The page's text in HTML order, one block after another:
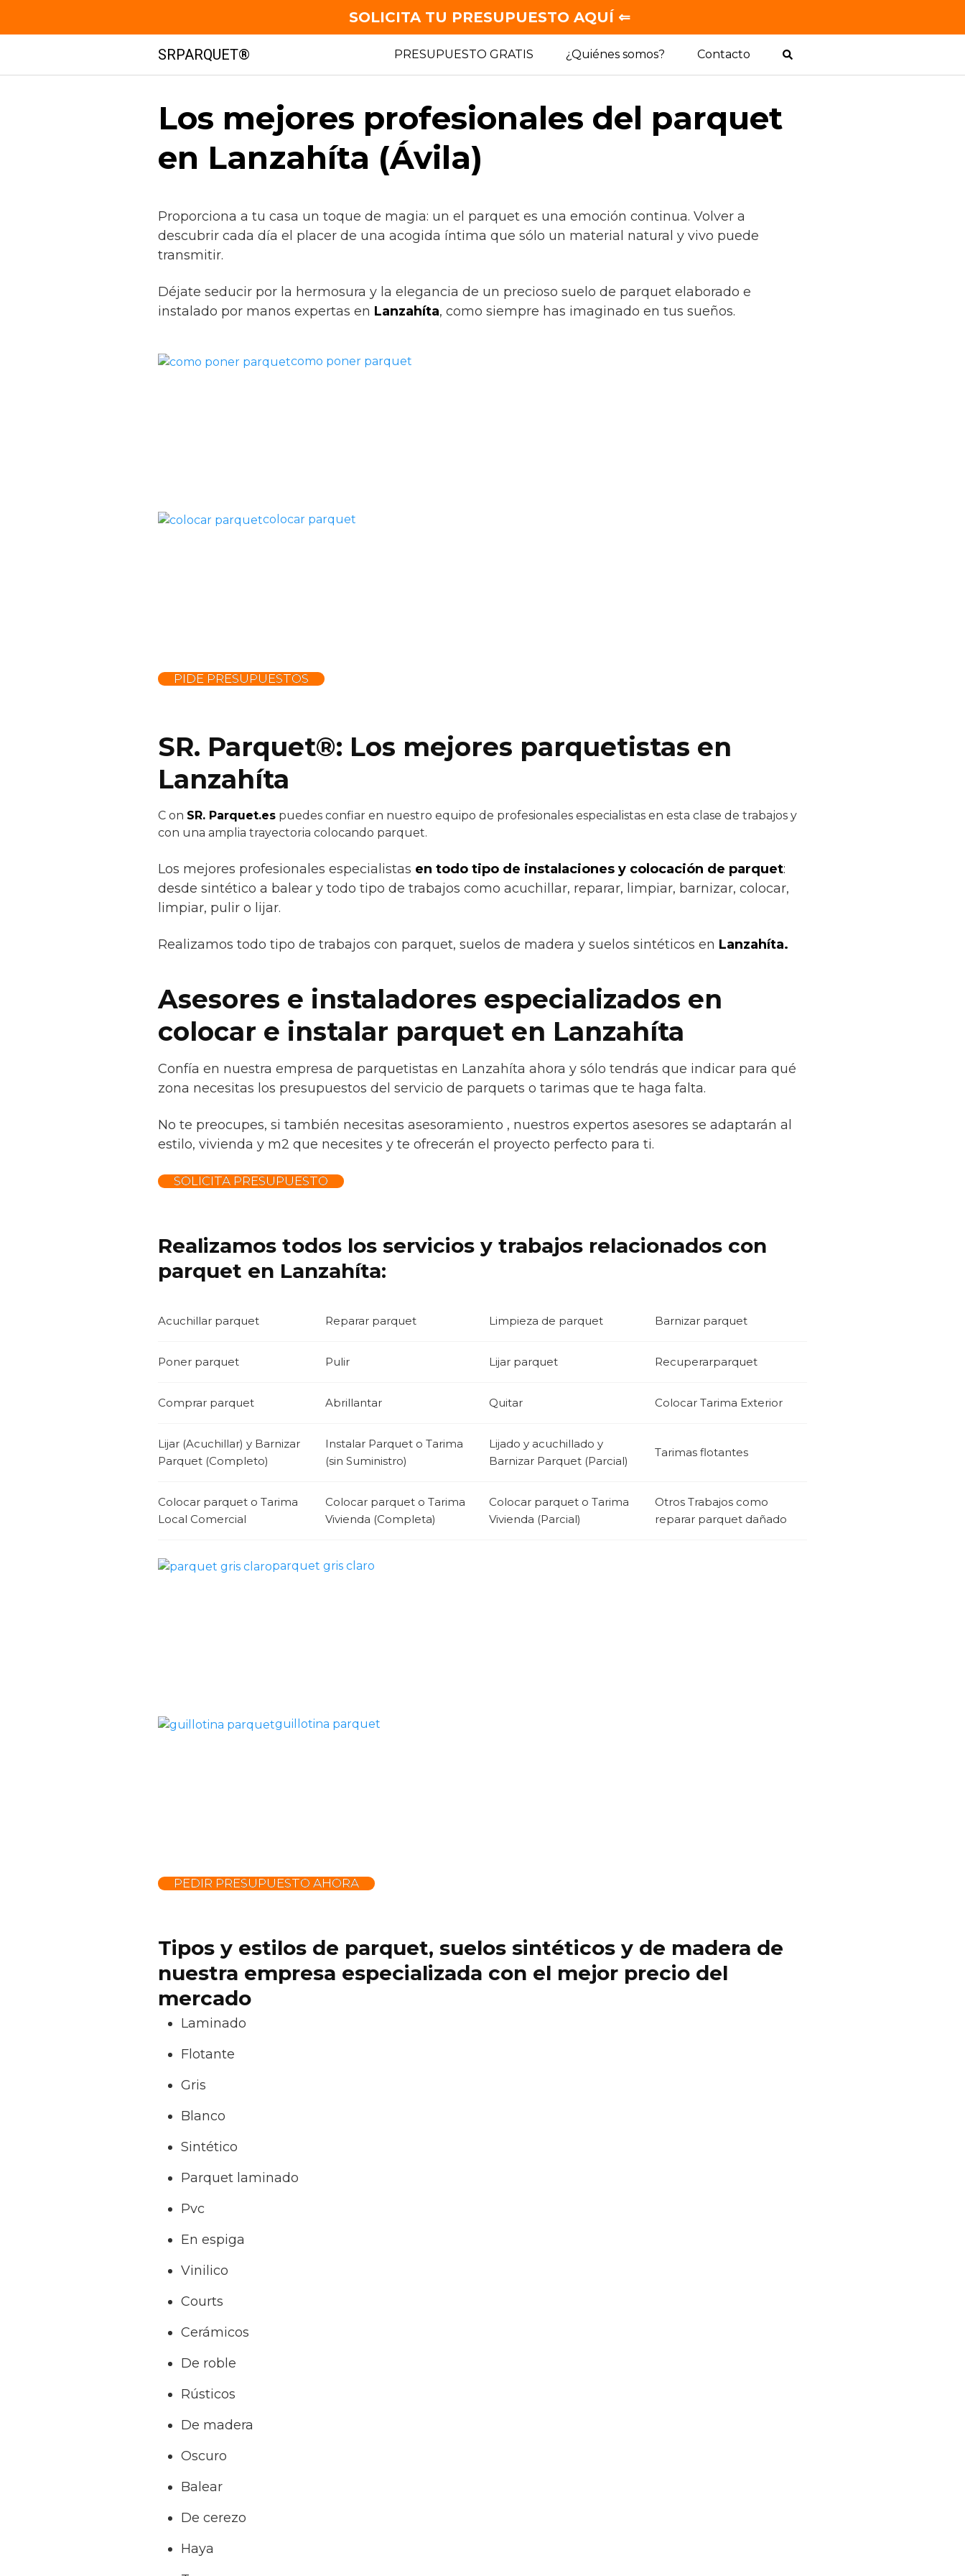
contenido
SRPARQUET® PRESUPUESTO GRATIS ¿Quiénes somos? Contacto
Los mejores profesionales del parquet
en Lanzahíta (Ávila)
Proporciona a tu casa un toque de magia: un el parquet es una emoción continua. Volver a
descubrir cada día el placer de una acogida íntima que sólo un material natural y vivo puede
transmitir.
Déjate seducir por la hermosura y la elegancia de un precioso suelo de parquet elaborado e
instalado por manos expertas en Lanzahíta, como siempre has imaginado en tus sueños.
como poner parquet
colocar parquet
PIDE PRESUPUESTOS
SR. Parquet®: Los mejores parquetistas en
Lanzahíta
C on SR. Parquet.es puedes confiar en nuestro equipo de profesionales especialistas en esta clase de trabajos y
con una amplia trayectoria colocando parquet.
Los mejores profesionales especialistas en todo tipo de instalaciones y colocación de parquet:
desde sintético a balear y todo tipo de trabajos como acuchillar, reparar, limpiar, barnizar, colocar,
limpiar, pulir o lijar.
Realizamos todo tipo de trabajos con parquet, suelos de madera y suelos sintéticos en Lanzahíta.
Asesores e instaladores especializados en
colocar e instalar parquet en Lanzahíta
Confía en nuestra empresa de parquetistas en Lanzahíta ahora y sólo tendrás que indicar para qué
zona necesitas los presupuestos del servicio de parquets o tarimas que te haga falta.
No te preocupes, si también necesitas asesoramiento , nuestros expertos asesores se adaptarán al
estilo, vivienda y m2 que necesites y te ofrecerán el proyecto perfecto para ti.
SOLICITA PRESUPUESTO
Realizamos todos los servicios y trabajos relacionados con
parquet en Lanzahíta:
Acuchillar parquet Reparar parquet Limpieza de parquet Barnizar parquet
Poner parquet Pulir Lijar parquet Recuperarparquet
Comprar parquet Abrillantar Quitar Colocar Tarima Exterior
Lijar (Acuchillar) y Barnizar
Parquet (Completo)
Instalar Parquet o Tarima
(sin Suministro)
Lijado y acuchillado y
Barnizar Parquet (Parcial)
Tarimas flotantes
Colocar parquet o Tarima
Local Comercial
Colocar parquet o Tarima
Vivienda (Completa)
Colocar parquet o Tarima
Vivienda (Parcial)
Otros Trabajos como
reparar parquet dañado
parquet gris claro
guillotina parquet
PEDIR PRESUPUESTO AHORA
Tipos y estilos de parquet, suelos sintéticos y de madera de
nuestra empresa especializada con el mejor precio del
mercado
Laminado
Flotante
Gris
Blanco
Sintético
Parquet laminado
Pvc
En espiga
Vinilico
Courts
Cerámicos
De roble
Rústicos
De madera
Oscuro
Balear
De cerezo
Haya
SOLICITA TU PRESUPUESTO AQUÍ ⇐